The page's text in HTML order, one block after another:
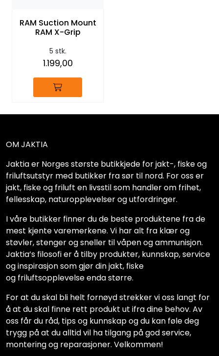
RAM Suction Mount
RAM X-Grip
5 stk.
1.199,00
OM JAKTIA
Jaktia er Norges største butikkjede for jakt-, fiske og
friluftsutstyr med butikker fra sør til nord. For oss er
jakt, fiske og friluft en livsstil som handler om frihet,
fellesskap, naturopplevelser og utfordringer.
I våre butikker finner du de beste produktene fra de
mest kjente varemerkene. Vi har alt fra klær og
støvler, stenger og sneller til våpen og ammunisjon.
Jaktia’s filosofi er å tilby produkter, kunnskap, service
og inspirasjon som gjør din jakt, fiske
og friluftsopplevelse enda større.
For at du skal bli helt fornøyd strekker vi oss langt for
å at du skal finne rett produkt ut ifra dine behov. Av
oss får du råd, tips og kunnskap og du kan føle deg
trygg på at du alltid vil ha tilgang på god service,
montering og reparasjoner. Velkommen!